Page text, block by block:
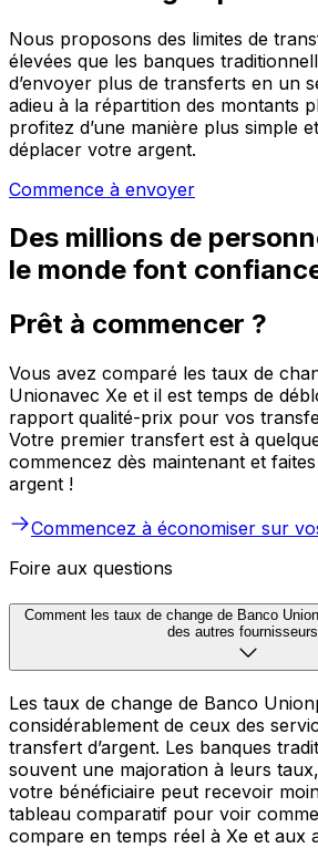
Nous proposons des limites de
élevées que les banques
d’envoyer plus de transferts en un
adieu à la répartition des montants
profitez d’une manière plus simple
déplacer votre argent.
Commence à envoyer
Des millions de
le monde font
Prêt à commencer ?
Vous avez comparé les taux de
Unionavec Xe et il est temps de
rapport qualité-prix pour vos
Votre premier transfert est à
commencez dès maintenant et
argent !
Commencez à économiser sur
Foire aux questions
Comment les taux de change de Banco
des autres
Les taux de change de Banco
considérablement de ceux des
transfert d’argent. Les banques
souvent une majoration à leurs
votre bénéficiaire peut recevoir
tableau comparatif pour voir
compare en temps réel à Xe et aux